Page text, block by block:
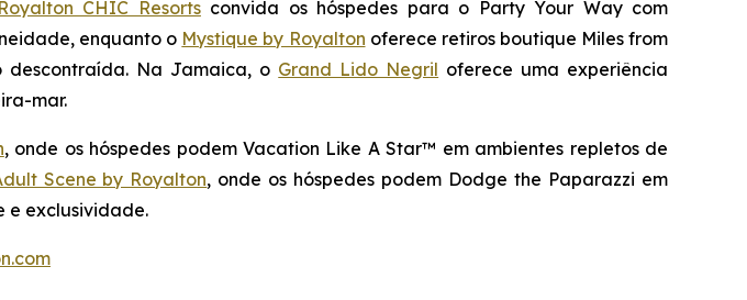
Royalton CHIC Resortsconvida os hóspedes para o Party Your Waycom
enquanto o Mystique by Royalton oferece retiros boutique Miles from
Na Jamaica, o Grand Lido Negril oferece uma experiência
mar.
, onde os hóspedes podem Vacation Like A Star™ em ambientes repletos de
Scene by Royalton, onde os hóspedes podem Dodge the Paparazzi em
e exclusividade.